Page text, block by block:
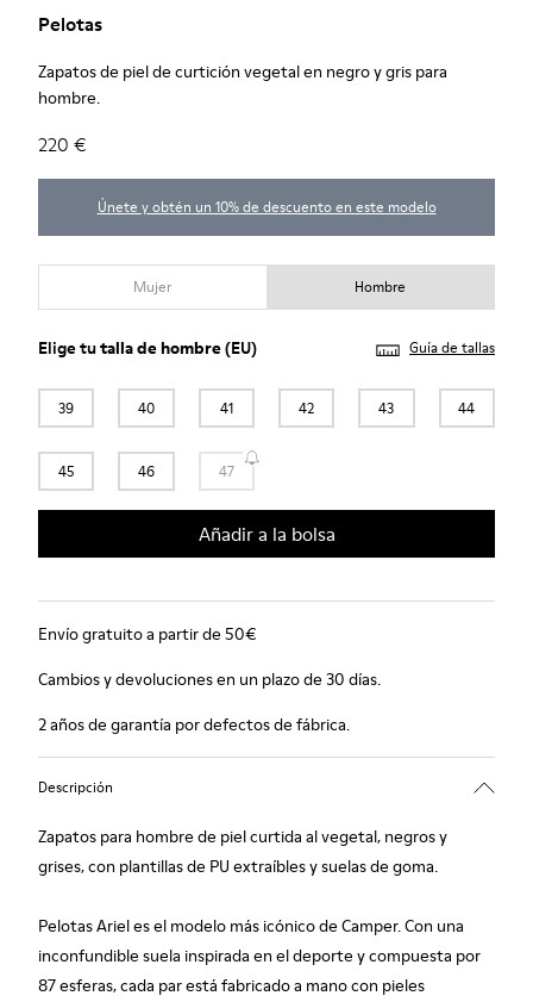
Pelotas
Zapatos de piel de curtición vegetal en negro y gris para
hombre.
220 €
Únete y obtén un 10% de descuento en este modelo
Mujer Hombre
Elige tutalla de hombre(EU) Guía de tallas
39 40 41 42 43 44
45 46 47
Añadir a la bolsa
Envío gratuito a partir de 50€
Cambios y devoluciones en un plazo de 30 días.
2 años de garantía por defectos de fábrica.
Descripción
Zapatos para hombre de piel curtida al vegetal, negros y
grises, con plantillas de PU extraíbles y suelas de goma.
Pelotas Ariel es el modelo más icónico de Camper. Con una
inconfundible suela inspirada en el deporte y compuesta por
87 esferas, cada par está fabricado a mano con pieles